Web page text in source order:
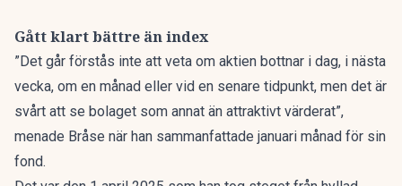
Gått klart bättre än index
”Det går förstås inte att veta om aktien bottnar i dag, i nästa
vecka, om en månad eller vid en senare tidpunkt, men det är
svårt att se bolaget som annat än attraktivt värderat”,
menade Bråse när han sammanfattade januari månad för sin
fond.